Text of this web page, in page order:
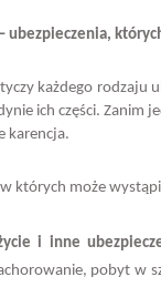
ubezpieczenia,
każdego rodzaju
ich części. Zanim
karencja.
których może
i inne
pobyt w